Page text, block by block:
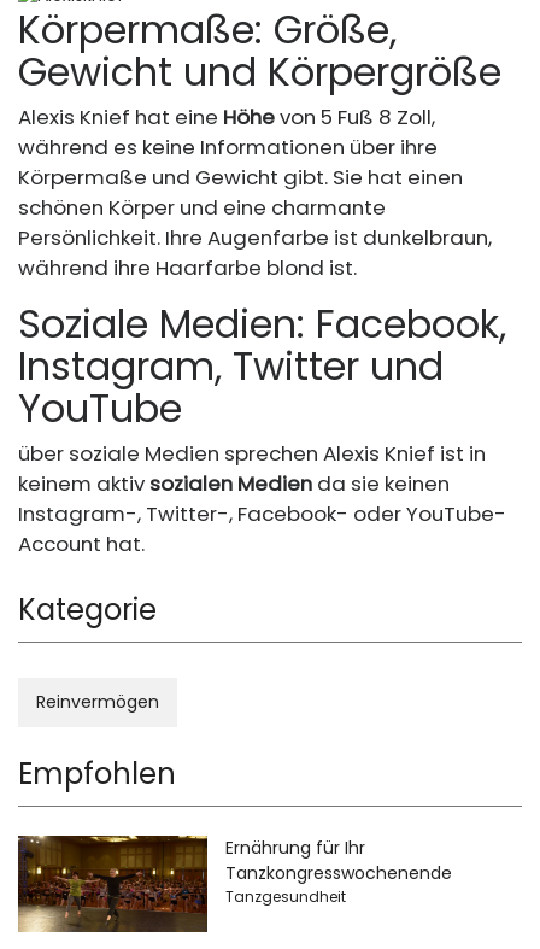
Körpermaße: Größe,
Gewicht und Körpergröße
Alexis Knief hat eine Höhevon 5 Fuß 8 Zoll,
während es keine Informationen über ihre
Körpermaße und Gewicht gibt. Sie hat einen
schönen Körper und eine charmante
Persönlichkeit. Ihre Augenfarbe ist dunkelbraun,
während ihre Haarfarbe blond ist.
Soziale Medien: Facebook,
Instagram, Twitter und
YouTube
über soziale Medien sprechen Alexis Knief ist in
keinem aktiv sozialen Medien da sie keinen
Instagram-, Twitter-, Facebook- oder YouTube-
Account hat.
Kategorie
Reinvermögen
Empfohlen
Ernährung für Ihr
Tanzkongresswochenende
Tanzgesundheit